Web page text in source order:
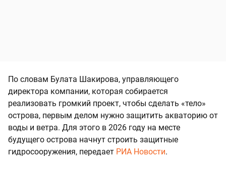
По словам Булата Шакирова, управляющего
директора компании, которая собирается
реализовать громкий проект, чтобы сделать «тело»
острова, первым делом нужно защитить акваторию от
воды и ветра. Для этого в 2026 году на месте
будущего острова начнут строить защитные
гидросооружения, передает РИА Новости.